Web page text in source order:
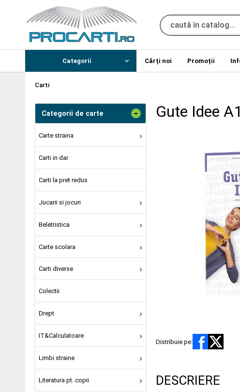
Categorii Cărți noi Promoții
Carti
Categorii de carte -
Carte straina
Carti in dar
Carti la pret redus
Jucarii si jocuri
Beletristica
Carte scolara
Carti diverse
Colectii
Drept
IT&Calculatoare
Limbi straine
Literatura pt. copii
Gute Idee
Distribuie pe:
DESCRIERE